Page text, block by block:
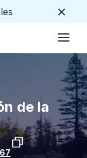
de la